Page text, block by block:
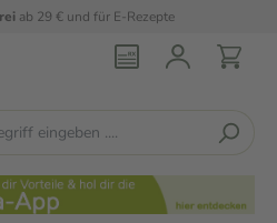
ab 29 € und für E-Rezepte